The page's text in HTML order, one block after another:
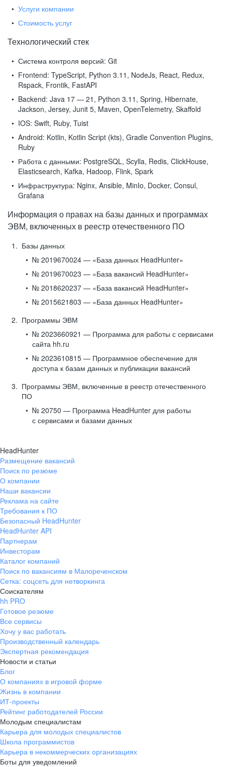
Услуги компании
Стоимость услуг
Технологический стек
Система контроля версий: Git
Frontend: TypeScript, Python 3.11, NodeJs, React, Redux,
Rspack, Frontik, FastAPI
Backend: Java 17 — 21, Python 3.11, Spring, Hibernate,
Jackson, Jersey, Junit 5, Maven, OpenTelemetry, Skaffold
IOS: Swift, Ruby, Tuist
Android: Kotlin, Kotlin Script (kts), Gradle Convention Plugins,
Ruby
Работа с данными: PostgreSQL, Scylla, Redis, ClickHouse,
Elasticsearch, Kafka, Hadoop, Flink, Spark
Инфраструктура: Nginx, Ansible, MinIo, Docker, Consul,
Grafana
Информация о правах на базы данных и программах
ЭВМ, включенных в реестр отечественного ПО
Базы данных
№ 2019670024 — «База данных HeadHunter»
№ 2019670023 — «База вакансий HeadHunter»
№ 2018620237 — «База вакансий HeadHunter»
№ 2015621803 — «База данных HeadHunter»
Программы ЭВМ
№ 2023660921 — Программа для работы с сервисами
сайта hh.ru
№ 2023610815 — Программное обеспечение для
доступа к базам данных и публикации вакансий
Программы ЭВМ, включенные в реестр отечественного
ПО
№ 20750 — Программа HeadHunter для работы
с сервисами и базами данных
HeadHunter
Размещение вакансий
Поиск по резюме
О компании
Наши вакансии
Реклама на сайте
Требования к ПО
Безопасный HeadHunter
HeadHunter API
Партнерам
Инвесторам
Каталог компаний
Поиск по вакансиям в Малореченском
Сетка: соцсеть для нетворкинга
Соискателям
hh PRO
Готовое резюме
Все сервисы
Хочу у вас работать
Производственный календарь
Экспертная рекомендация
Новости и статьи
Блог
О компаниях в игровой форме
Жизнь в компании
ИТ-проекты
Рейтинг работодателей России
Молодым специалистам
Карьера для молодых специалистов
Школа программистов
Карьера в некоммерческих организациях
Боты для уведомлений